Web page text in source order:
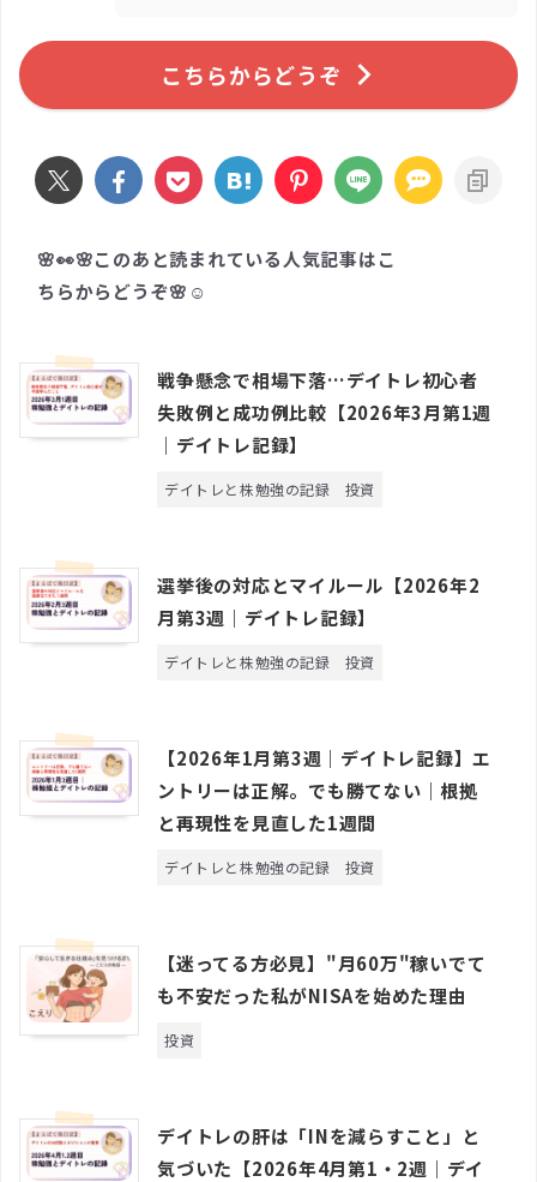
こちらからどうぞ
🌸👀🌸このあと読まれている人気記事はこ
ちらからどうぞ🌸☺️
戦争懸念で相場下落…デイトレ初心者
失敗例と成功例比較【2026年3月第1週
｜デイトレ記録】
デイトレと株勉強の記録 投資
選挙後の対応とマイルール【2026年2
月第3週｜デイトレ記録】
デイトレと株勉強の記録 投資
【2026年1月第3週｜デイトレ記録】エ
ントリーは正解。でも勝てない｜根拠
と再現性を見直した1週間
デイトレと株勉強の記録 投資
【迷ってる方必見】"月60万"稼いでて
も不安だった私がNISAを始めた理由
投資
デイトレの肝は「INを減らすこと」と
気づいた【2026年4月第1・2週｜デイ